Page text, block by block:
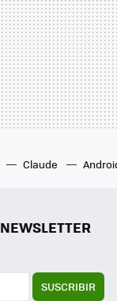
Claude
SUSCRIBIR